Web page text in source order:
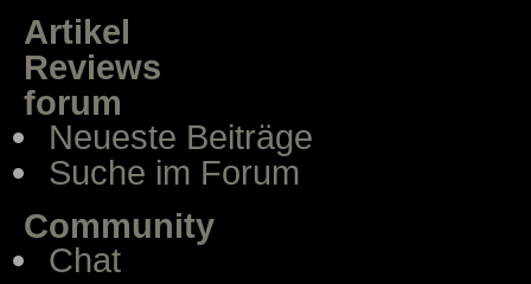
Artikel
Reviews
forum
Neueste Beiträge
Suche im Forum
Community
Chat